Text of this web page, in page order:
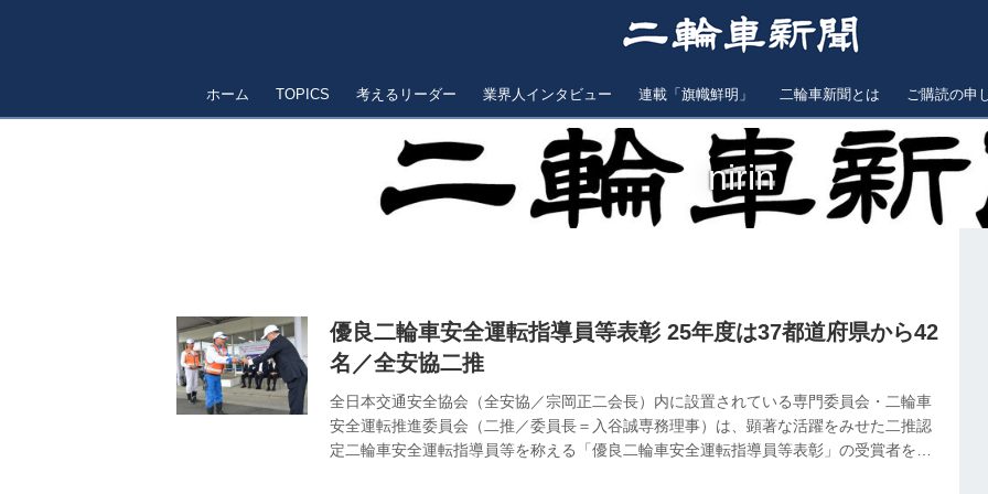
ホーム TOPICS 考えるリーダー 業界人インタビュー 連載「旗幟鮮明」 二輪車新聞とは ご購読の申
nirin
優良二輪車安全運転指導員等表彰 25年度は37都道府県から42
名／全安協二推
全日本交通安全協会（全安協／宗岡正二会長）内に設置されている専門委員会・二輪車
安全運転推進委員会（二推／委員長＝入谷誠専務理事）は、顕著な活躍をみせた二推認
定二輪車安全運転指導員等を称える「優良二輪車安全運転指導員等表彰」の受賞者を決